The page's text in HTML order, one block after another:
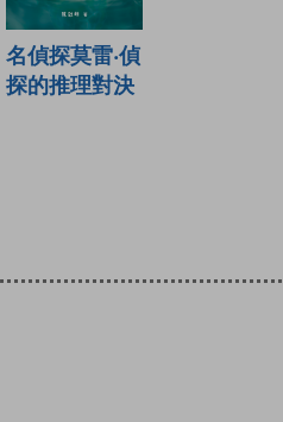
名偵探莫雷‧偵
探的推理對決